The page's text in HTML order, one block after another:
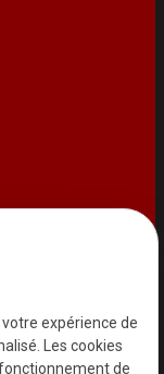
expérience de
Les cookies
de